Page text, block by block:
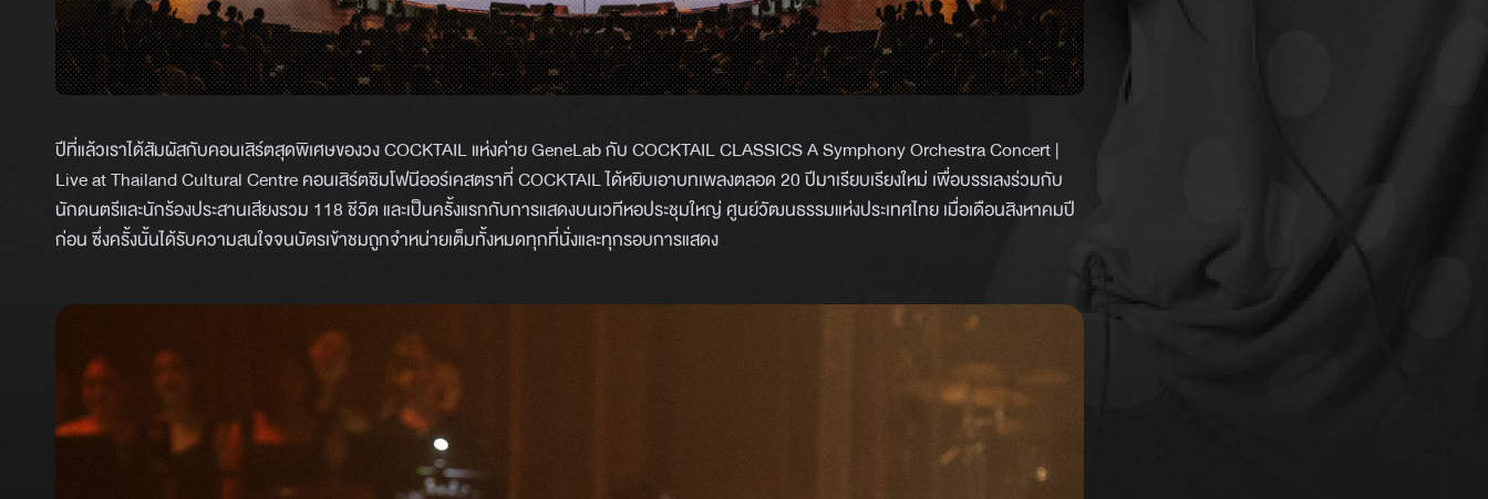
ปีที่แล้วเราได้สัมผัสกับคอนเสิร์ตสุดพิเศษของวง COCKTAIL แห่งค่าย GeneLab กับ COCKTAIL CLASSICS A Symphony Orchestra Concert |
Live at Thailand Cultural Centre คอนเสิร์ตซิมโฟนีออร์เคสตราที่ COCKTAIL ได้หยิบเอาบทเพลงตลอด 20 ปีมาเรียบเรียงใหม่ เพื่อบรรเลงร่วมกับ
นักดนตรีและนักร้องประสานเสียงรวม 118 ชีวิต และเป็นครั้งแรกกับการแสดงบนเวทีหอประชุมใหญ่ ศูนย์วัฒนธรรมแห่งประเทศไทย เมื่อเดือนสิงหาคมปี
ก่อน ซึ่งครั้งนั้นได้รับความสนใจจนบัตรเข้าชมถูกจำหน่ายเต็มทั้งหมดทุกที่นั่งและทุกรอบการแสดง